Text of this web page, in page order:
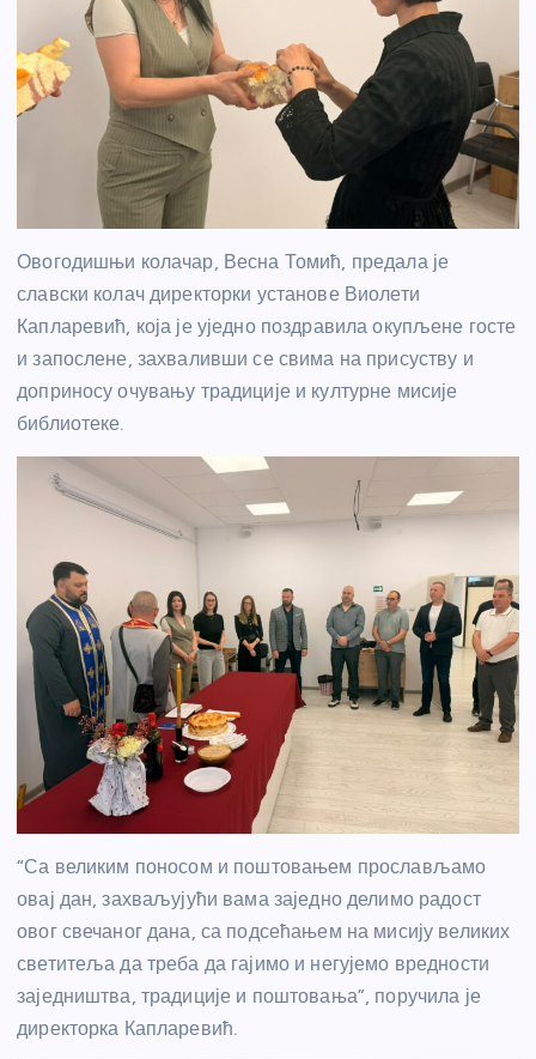
Овогодишњи колачар, Весна Томић, предала је
славски колач директорки установе Виолети
Капларевић, која је уједно поздравила окупљене госте
и запослене, захваливши се свима на присуству и
доприносу очувању традиције и културне мисије
библиотеке.
“Са великим поносом и поштовањем прослављамо
овај дан, захваљујући вама заједно делимо радост
овог свечаног дана, са подсећањем на мисију великих
светитеља да треба да гајимо и негујемо вредности
заједништва, традиције и поштовања”, поручила је
директорка Капларевић.